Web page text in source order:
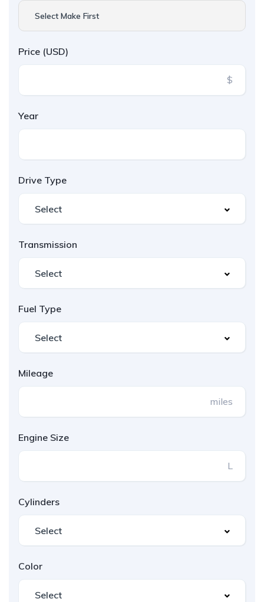
Select Make First
Price (USD)
$
Year
Drive Type
Transmission
Fuel Type
Mileage
miles
Engine Size
L
Cylinders
Color